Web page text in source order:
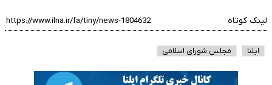
لینک کوتاه
ایلنا مجلس شورای اسلامی